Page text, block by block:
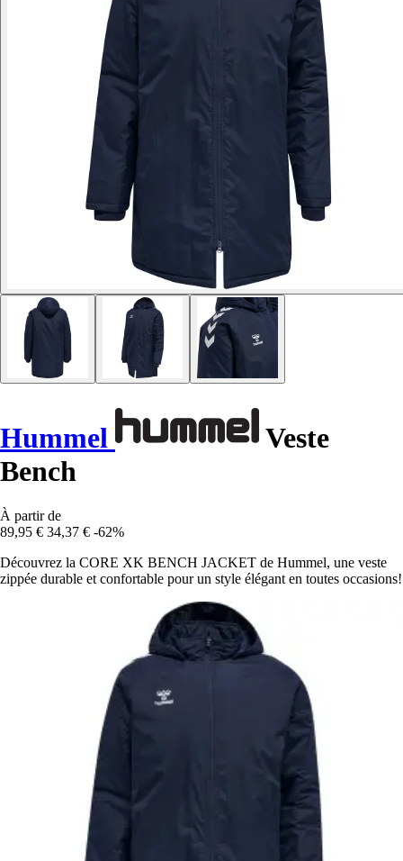
Hummel
Veste
Bench
À partir de
89,95 € 34,37 € -62%
Découvrez la CORE XK BENCH JACKET de Hummel, une veste
zippée durable et confortable pour un style élégant en toutes occasions!